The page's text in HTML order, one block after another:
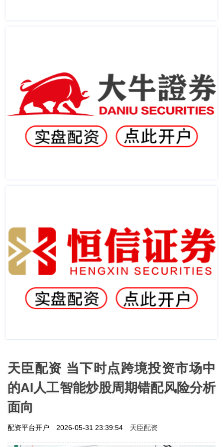
天臣配资 当下时点跨境投资市场中
的AI人工智能炒股周期错配风险分析
面向
配资平台开户 2026-05-31 23:39:54 天臣配资